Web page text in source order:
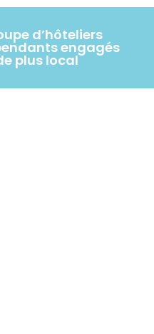
d’hôteliers
engagés
plus local